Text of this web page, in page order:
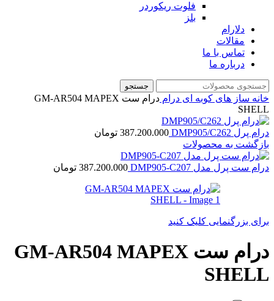
فلوت ریکوردر
بلز
دلارام
مقالات
تماس با ما
درباره ما
جستجو
خانه ساز های کوبه ای درام
درام ست GM-AR504 MAPEX
SHELL
درام پرل DMP905/C262 387.200.000 تومان
بازگشت به محصولات
درام ست پرل مدل DMP905-C207 387.200.000 تومان
برای بزرگنمایی کلیک کنید
درام ست GM-AR504 MAPEX
SHELL